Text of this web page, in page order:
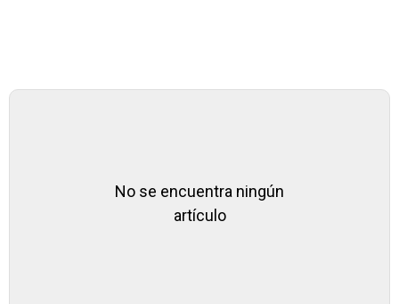
No se encuentra ningún
artículo